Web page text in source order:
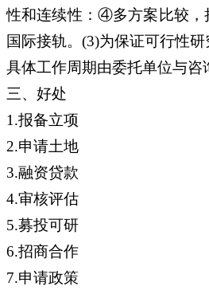
性和连续性：④多方案比较，
国际接轨。(3)为保证可行性
具体工作周期由委托单位与咨
三、好处
1.报备立项
2.申请土地
3.融资贷款
4.审核评估
5.募投可研
6.招商合作
7.申请政策